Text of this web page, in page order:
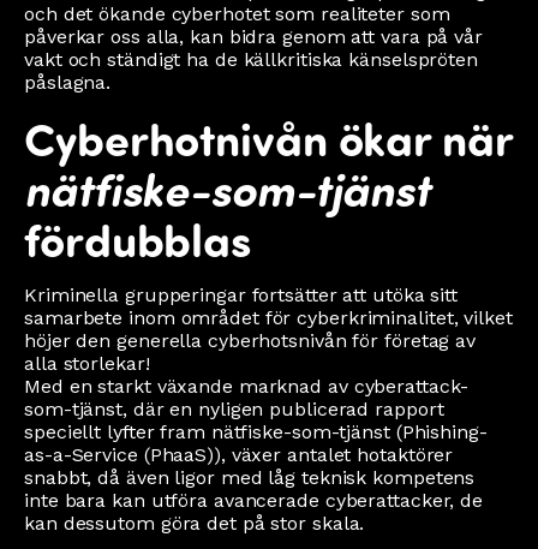
och det ökande cyberhotet som realiteter som
påverkar oss alla, kan bidra genom att vara på vår
vakt och ständigt ha de källkritiska känselspröten
påslagna.
Cyberhotnivån ökar när
nätfiske-som-tjänst
fördubblas
Kriminella grupperingar fortsätter att utöka sitt
samarbete inom området för cyberkriminalitet, vilket
höjer den generella cyberhotsnivån för företag av
alla storlekar!
Med en starkt växande marknad av cyberattack-
som-tjänst, där en nyligen publicerad rapport
speciellt lyfter fram nätfiske-som-tjänst (Phishing-
as-a-Service (PhaaS)), växer antalet hotaktörer
snabbt, då även ligor med låg teknisk kompetens
inte bara kan utföra avancerade cyberattacker, de
kan dessutom göra det på stor skala.